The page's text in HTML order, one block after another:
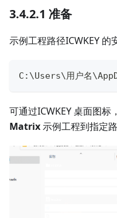
3.4.2.1 准备
示例工程路径ICWKEY 的
C : \Users\用户名
可通过ICWKEY 桌面图标
Matrix示例工程到指定